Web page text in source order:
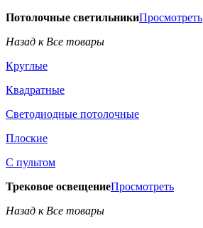
Потолочные светильникиПросмотреть
Назад к Все товары
Круглые
Квадратные
Светодиодные потолочные
Плоские
С пультом
Трековое освещениеПросмотреть
Назад к Все товары